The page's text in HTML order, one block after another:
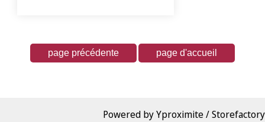
Powered by Yproximite / Storefactory